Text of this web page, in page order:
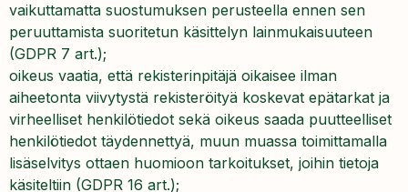
vaikuttamatta suostumuksen perusteella ennen sen
peruuttamista suoritetun käsittelyn lainmukaisuuteen
(GDPR 7 art.);
oikeus vaatia, että rekisterinpitäjä oikaisee ilman
aiheetonta viivytystä rekisteröityä koskevat epätarkat ja
virheelliset henkilötiedot sekä oikeus saada puutteelliset
henkilötiedot täydennettyä, muun muassa toimittamalla
lisäselvitys ottaen huomioon tarkoitukset, joihin tietoja
käsiteltiin (GDPR 16 art.);